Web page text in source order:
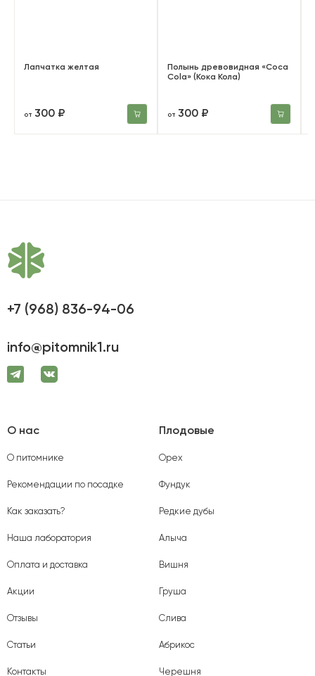
Лапчатка желтая
от 300 ₽
Полынь древовидная «Coca
Cola» (Кока Кола)
от 300 ₽
+7 (968) 836-94-06
info@pitomnik1.ru
О нас
О питомнике
Рекомендации по посадке
Как заказать?
Наша лаборатория
Оплата и доставка
Акции
Отзывы
Статьи
Контакты
Плодовые
Орех
Фундук
Редкие дубы
Алыча
Вишня
Груша
Слива
Абрикос
Черешня